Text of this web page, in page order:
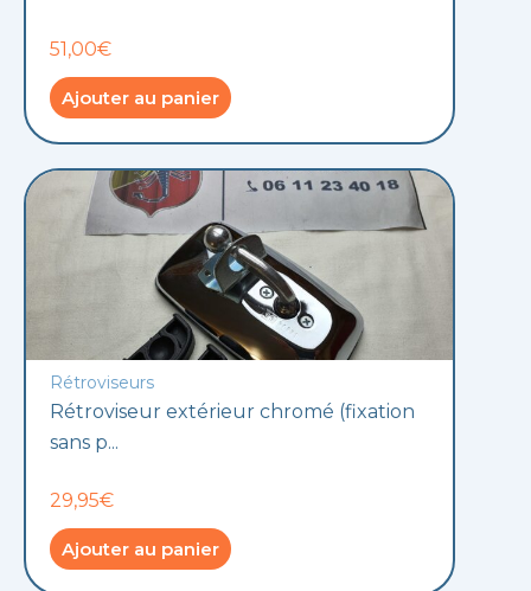
51,00€
Ajouter au panier
Rétroviseurs
Rétroviseur extérieur chromé (fixation
sans p...
29,95€
Ajouter au panier